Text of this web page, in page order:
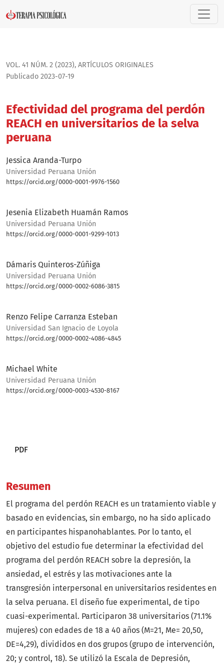
Efectividad del programa del perdón REACH en
VOL. 41 NÚM. 2 (2023), ARTÍ­CULOS ORIGINALES
Efectividad del programa del perdón
REACH en universitarios de la selva
peruana
Publicado 2023-07-19
Jessica Aranda-Turpo
Universidad Peruana Unión
https://orcid.org/0000-0001-9976-1560
Jesenia Elizabeth Huamán Ramos
Universidad Peruana Unión
https://orcid.org/0000-0001-9299-1013
Dámaris Quinteros-Zúñiga
Universidad Peruana Unión
https://orcid.org/0000-0002-6086-3815
Renzo Felipe Carranza Esteban
Universidad San Ignacio de Loyola
https://orcid.org/0000-0002-4086-4845
Michael White
Universidad Peruana Unión
https://orcid.org/0000-0003-4530-8167
PDF
Resumen
El programa del perdón REACH es un tratamiento viable y
basado en evidencias, sin embargo, no ha sido aplicado
en participantes hispanohablantes. Por lo tanto, el
objetivo del estudio fue determinar la efectividad del
programa del perdón REACH sobre la depresión, la
ansiedad, el estrés y las motivaciones ante la
transgresión interpersonal en universitarios residentes en
la selva peruana. El diseño fue experimental, de tipo
cuasi-experimental. Participaron 38 universitarios (71.1%
mujeres) con edades de 18 a 40 años (M=21, Me= 20,50,
DE=4,29), divididos en dos grupos (grupo de intervención,
20; y control, 18). Se utilizó la Escala de Depresión,